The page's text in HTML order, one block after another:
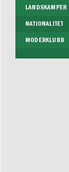
LANDSKAMPER
NATIONALITET
MODERKLUBB